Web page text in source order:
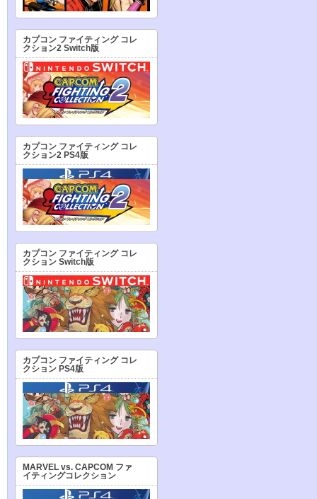
カプコン ファイティング コレ
クション2 Switch版
カプコン ファイティング コレ
クション2 PS4版
カプコン ファイティング コレ
クション Switch版
カプコン ファイティング コレ
クション PS4版
MARVEL vs. CAPCOM ファ
イティングコレクション